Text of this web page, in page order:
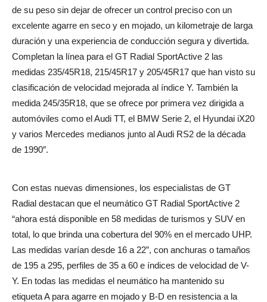
de su peso sin dejar de ofrecer un control preciso con un
excelente agarre en seco y en mojado, un kilometraje de larga
duración y una experiencia de conducción segura y divertida.
Completan la línea para el GT Radial SportActive 2 las
medidas 235/45R18, 215/45R17 y 205/45R17 que han visto su
clasificación de velocidad mejorada al índice Y. También la
medida 245/35R18, que se ofrece por primera vez dirigida a
automóviles como el Audi TT, el BMW Serie 2, el Hyundai iX20
y varios Mercedes medianos junto al Audi RS2 de la década
de 1990″.
Con estas nuevas dimensiones, los especialistas de GT
Radial destacan que el neumático GT Radial SportActive 2
“ahora está disponible en 58 medidas de turismos y SUV en
total, lo que brinda una cobertura del 90% en el mercado UHP.
Las medidas varían desde 16 a 22”, con anchuras o tamaños
de 195 a 295, perfiles de 35 a 60 e índices de velocidad de V-
Y. En todas las medidas el neumático ha mantenido su
etiqueta A para agarre en mojado y B-D en resistencia a la